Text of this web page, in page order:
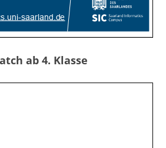
ab 4. Klasse